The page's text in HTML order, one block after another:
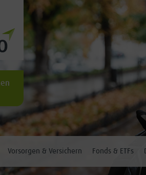
Vorsorgen & Versichern Fonds & ETFs